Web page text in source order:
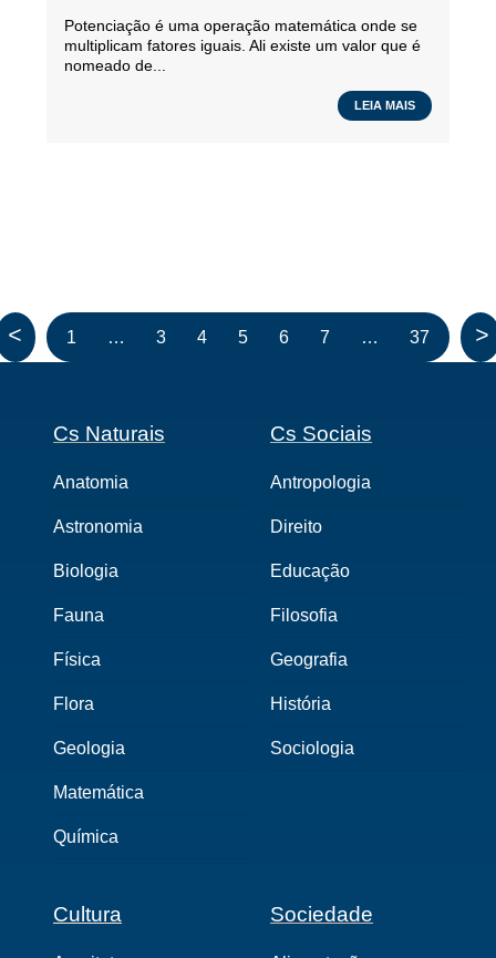
Potenciação é uma operação matemática onde se
multiplicam fatores iguais. Ali existe um valor que é
nomeado de...
LEIA MAIS
< 1 … 3 4 5 6 7 … 37 >
Cs Naturais
Anatomia
Astronomia
Biologia
Fauna
Física
Flora
Geologia
Matemática
Química
Cs Sociais
Antropologia
Direito
Educação
Filosofia
Geografia
História
Sociologia
Cultura Sociedade